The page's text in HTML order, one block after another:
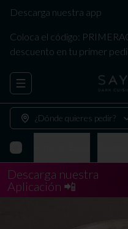
Descarga nuestra app
Coloca el código:
descuento en tu primer
Abrir menu de navegación
¿Dónde quieres pedir?
Makis
Descarga nuestra
Aplicación 📲